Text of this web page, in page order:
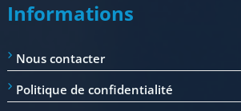
Informations
Nous contacter
Politique de confidentialité